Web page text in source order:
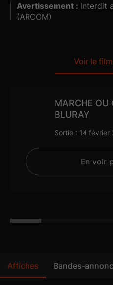
Avertissement :
(ARCOM)
Voir le
MARCHE OU
BLURAY
Sortie : 14 février
En voir
Affiches Bandes-